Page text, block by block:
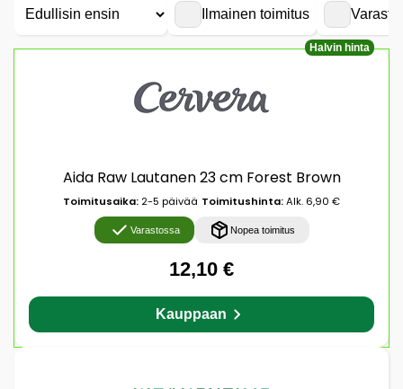
Ilmainen toimitus
Halvin hinta
Aida Raw Lautanen 23 cm Forest Brown
Toimitusaika: 2-5 päivää Toimitushinta:Alk. 6,90 €
Varastossa Nopea toimitus
12,10 €
Kauppaan